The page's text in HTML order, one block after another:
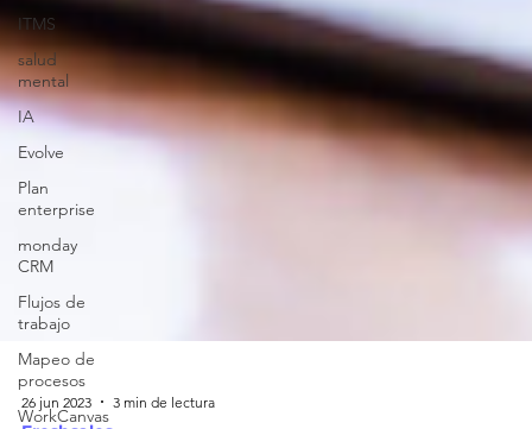
ITMS
salud
mental
IA
Evolve
Plan
enterprise
monday
CRM
Flujos de
trabajo
Mapeo de
procesos
WorkCanvas